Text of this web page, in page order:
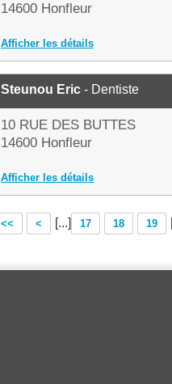
14600 Honfleur
Afficher les détails
Steunou Eric - Dentiste
10 RUE DES BUTTES
14600 Honfleur
Afficher les détails
<< < [...] 17 18 19